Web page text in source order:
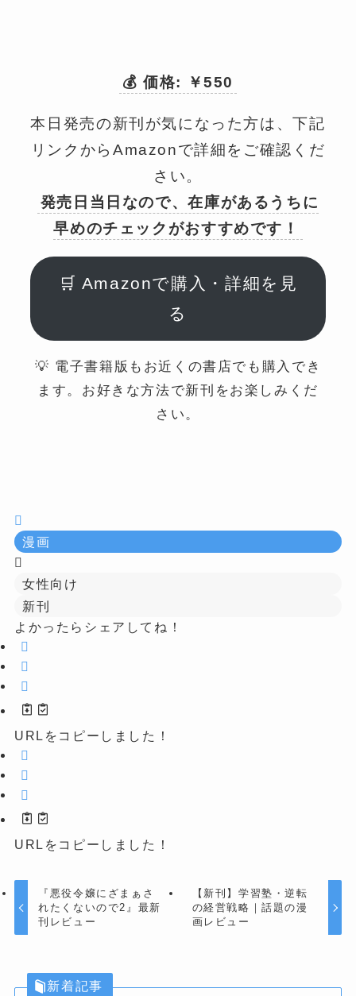
💰 価格: ￥550
本日発売の新刊が気になった方は、下記
リンクからAmazonで詳細をご確認くだ
さい。
発売日当日なので、在庫があるうちに
早めのチェックがおすすめです！
🛒 Amazonで購入・詳細を見
る
💡 電子書籍版もお近くの書店でも購入でき
ます。お好きな方法で新刊をお楽しみくだ
さい。
漫画
女性向け
新刊
よかったらシェアしてね！
URLをコピーしました！
URLをコピーしました！
『悪役令嬢にざまぁさ
れたくないので2』最新
刊レビュー
【新刊】学習塾・逆転
の経営戦略｜話題の漫
画レビュー
新着記事